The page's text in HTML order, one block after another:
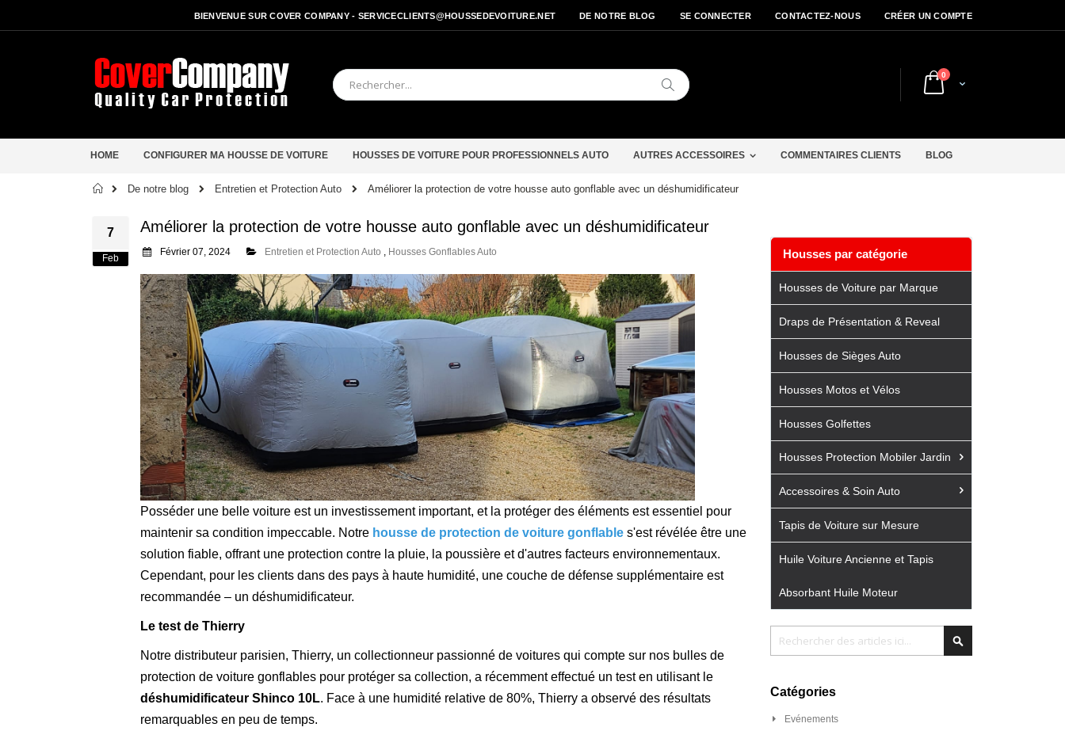
BIENVENUE SUR COVER COMPANY - SERVICECLIENTS@HOUSSEDEVOITURE.NET DE NOTRE BLOG SE CONNECTER CONTACTEZ-NOUS CRÉER UN COMPTE
Cart
0articles
Chercher
HOME CONFIGURER MA HOUSSE DE VOITURE HOUSSES DE VOITURE POUR PROFESSIONNELS AUTO AUTRES ACCESSOIRES COMMENTAIRES CLIENTS BLOG
Accueil
De notre blog Entretien et Protection Auto Améliorer la protection de votre housse auto gonflable avec un déshumidificateur
7
Feb
Améliorer la protection de votre housse auto gonflable avec un déshumidificateur
Février 07, 2024 Entretien et Protection Auto Housses Gonflables Auto
Posséder une belle voiture est un investissement important, et la protéger des éléments est essentiel pour
maintenir sa condition impeccable. Notre housse de protection de voiture gonflable s'est révélée être une
solution fiable, offrant une protection contre la pluie, la poussière et d'autres facteurs environnementaux.
Cependant, pour les clients dans des pays à haute humidité, une couche de défense supplémentaire est
recommandée – un déshumidificateur.
Le test de Thierry
Notre distributeur parisien, Thierry, un collectionneur passionné de voitures qui compte sur nos bulles de
protection de voiture gonflables pour protéger sa collection, a récemment effectué un test en utilisant le
déshumidificateur Shinco 10L. Face à une humidité relative de 80%, Thierry a observé des résultats
remarquables en peu de temps.
Housses par catégorie
Housses de Voiture par Marque
Draps de Présentation & Reveal
Housses de Sièges Auto
Housses Motos et Vélos
Housses Golfettes
Housses Protection Mobiler Jardin
Accessoires & Soin Auto
Tapis de Voiture sur Mesure
Huile Voiture Ancienne et Tapis
Absorbant Huile Moteur
Catégories
Evénements